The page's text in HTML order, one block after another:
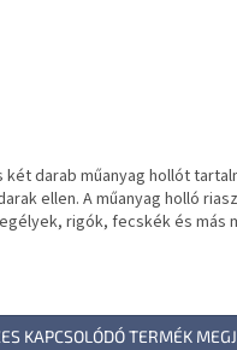
két darab műanyag hollót
ellen. A műanyag holló
rigók, fecskék és más
KAPCSOLÓDÓ TERMÉK